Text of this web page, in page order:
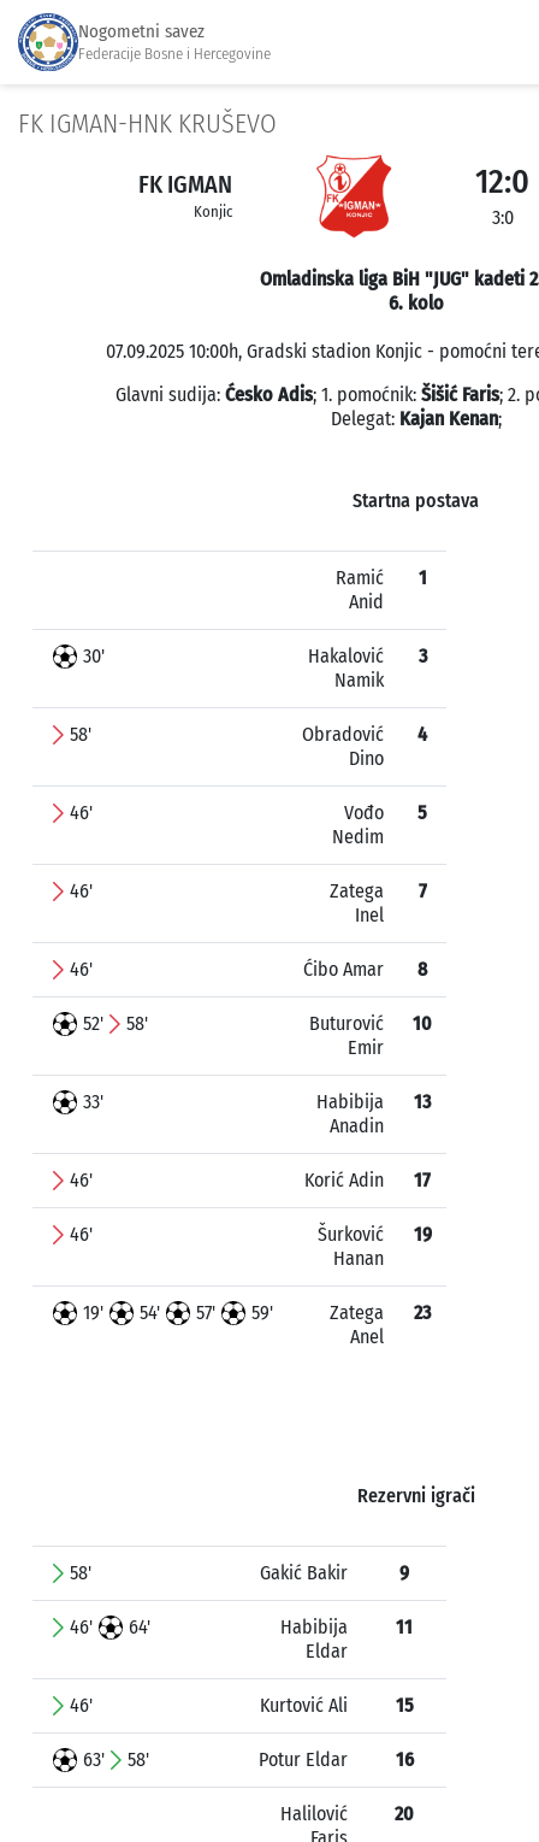
Nogometni savez
Federacije Bosne i Hercegovine
FK IGMAN-HNK KRUŠEVO
FK IGMAN
Konjic
12:0
3:0
Omladinska liga BiH "JUG" kadeti
6. kolo
07.09.2025 10:00h, Gradski stadion Konjic - pomoćni
Glavni sudija: Ćesko Adis; 1. pomoćnik: Šišić Faris; 2.
Delegat: Kajan Kenan;
Startna postava
Ramić
Anid
1
30'
Hakalović
Namik
3
58'
Obradović
Dino
4
46'
Vođo
Nedim
5
46'
Zatega
Inel
7
46' Ćibo Amar 8
52' 58'
Buturović
Emir
10
33'
Habibija
Anadin
13
46' Korić Adin 17
46'
Šurković
Hanan
19
19' 54' 57' 59'
Zatega
Anel
23
Rezervni igrači
58' Gakić Bakir 9
46' 64'
Habibija
Eldar
11
46' Kurtović Ali 15
63' 58' Potur Eldar 16
Halilović
20